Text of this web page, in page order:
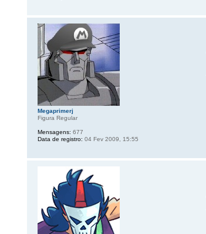
Megaprimerj
Figura Regular
Mensagens: 677
Data de registro: 04 Fev 2009, 15:55